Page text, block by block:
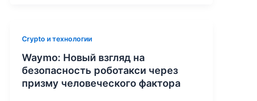
Crypto и технологии
Waymo: Новый взгляд на
безопасность роботакси через
призму человеческого фактора